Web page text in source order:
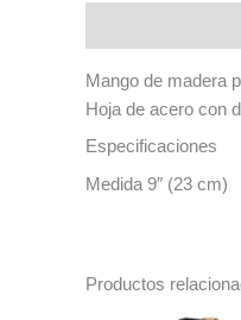
Mango de madera
Hoja de acero con
Especificaciones
Medida 9″ (23 cm)
Productos